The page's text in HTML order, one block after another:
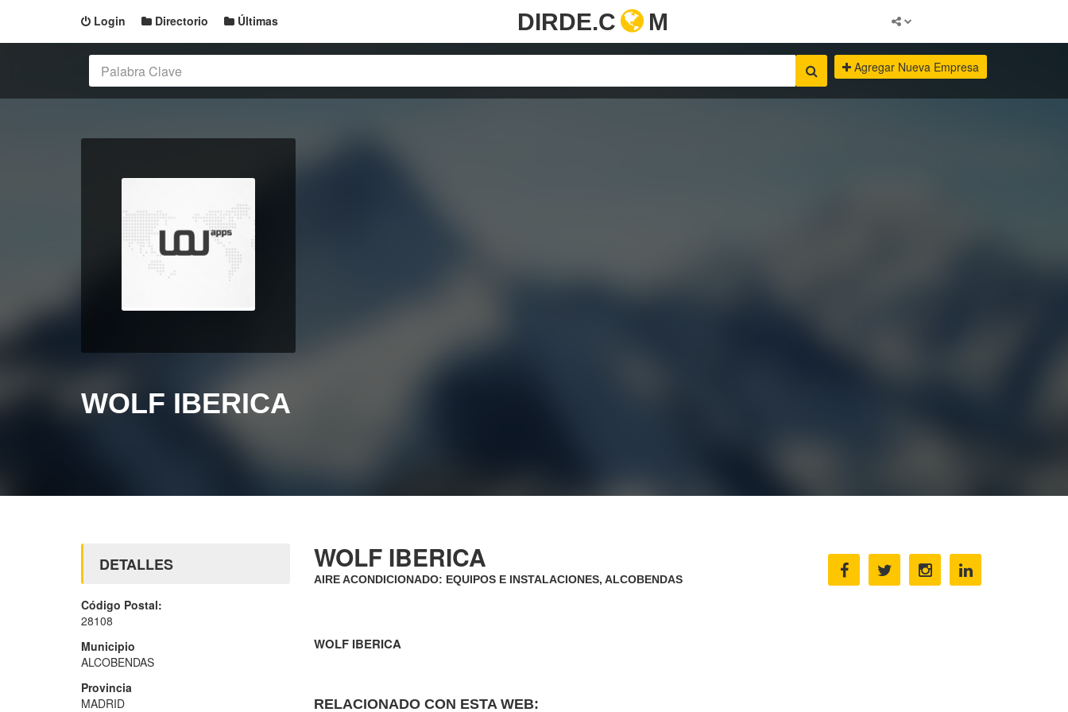
Login Directorio Últimas DIRDE.C M
Agregar Nueva Empresa
WOLF IBERICA
WOLF IBERICA
AIRE ACONDICIONADO: EQUIPOS E INSTALACIONES, ALCOBENDAS
WOLF IBERICA
RELACIONADO CON ESTA WEB:
DETALLES
Código Postal:
28108
Municipio
ALCOBENDAS
Provincia
MADRID